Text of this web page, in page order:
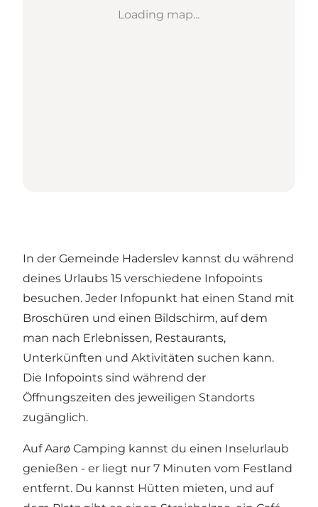
Loading map...
In der Gemeinde Haderslev kannst du während
deines Urlaubs 15 verschiedene Infopoints
besuchen. Jeder Infopunkt hat einen Stand mit
Broschüren und einen Bildschirm, auf dem
man nach Erlebnissen, Restaurants,
Unterkünften und Aktivitäten suchen kann.
Die Infopoints sind während der
Öffnungszeiten des jeweiligen Standorts
zugänglich.
Auf Aarø Camping kannst du einen Inselurlaub
genießen - er liegt nur 7 Minuten vom Festland
entfernt. Du kannst Hütten mieten, und auf